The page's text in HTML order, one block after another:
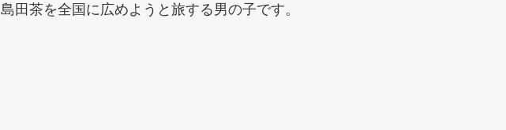
島田茶を全国に広めようと旅する男の子です。